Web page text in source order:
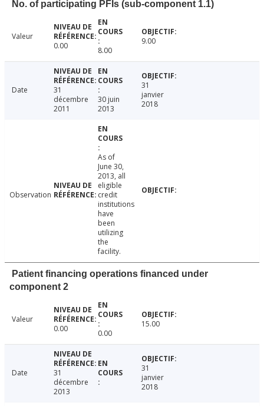
No. of participating PFIs (sub-component 1.1)
Valeur
0.00
8.00
9.00
Date
31
décembre
2011
30 juin
2013
31
janvier
2018
Observation
As of
June 30,
2013, all
eligible
credit
institutions
have
been
utilizing
the
facility.
Patient financing operations financed under
component 2
Valeur
0.00
0.00
15.00
Date
31
décembre
2013
31
janvier
2018